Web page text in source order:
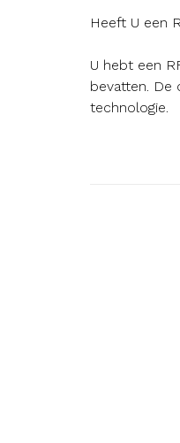
Heeft U een
U hebt een
bevatten. De
technologie.